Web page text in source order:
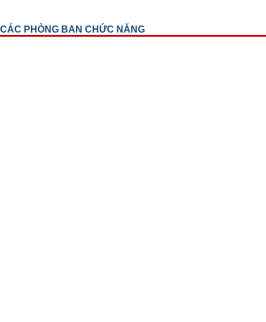
CÁC PHÒNG BAN CHỨC NĂNG